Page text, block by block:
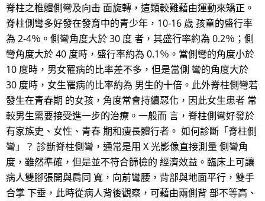
脊柱之椎體側彎及向击 面旋轉，這類較難藉由運動來矯正。
脊柱側彎多好發在發育中的青少年，10-16 歲 孩童的盛行率
為 2-4％。側彎角度大於 30 度 者，其盛行率約為 0.2％；側
彎角度大於 40 度時，盛行率約為 0.1％。當側彎的角度小於
10 度時，男女罹病的比率差不多，但是當側 彎的角度大於
30 度時，女生罹病的比率約為 男生的十倍。此外脊柱側彎若
發生在青春期 的女孩，角度常會持續惡化，因此女生患者 常
較男生需要接受進一步的治療。一般而 言，脊柱側彎好發於
有家族史、女性、青春 期和瘦長體行者。 如何診斷「脊柱側
彎」？ 診斷脊柱側彎，通常是用 X 光影像直接測量 側彎角
度，雖然準確，但是並不符合篩檢的 經濟效益。臨床上可讓
病人雙腳張開與肩同 寬，向前彎腰，背部與地面平行，雙手
合掌 下垂，此時從病人背後觀察，可藉由兩側背 部不等高、